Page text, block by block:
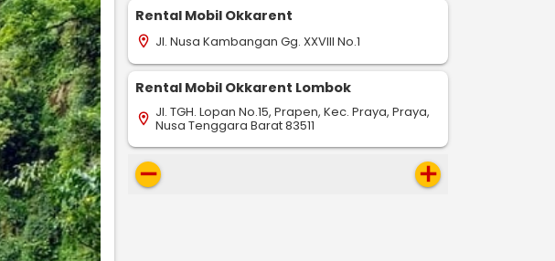
Rental Mobil Okkarent
location_on Jl. Nusa Kambangan Gg. XXVIII No.1
Rental Mobil Okkarent Lombok
location_on Jl. TGH. Lopan No.15, Prapen, Kec. Praya, Praya,
Nusa Tenggara Barat 83511
remove add